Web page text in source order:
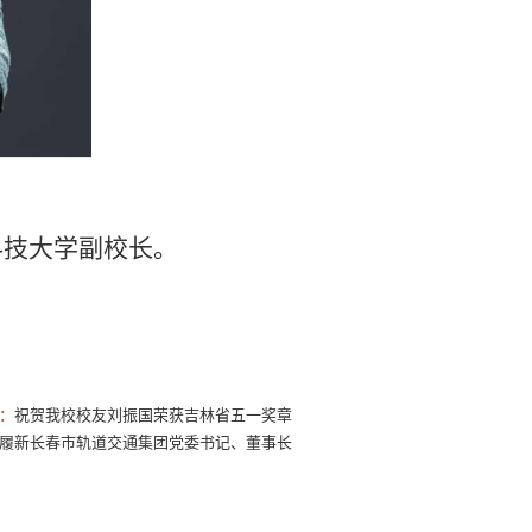
大学副校长。
祝贺我校校友刘振国荣获吉林省五一奖章
新长春市轨道交通集团党委书记、董事长